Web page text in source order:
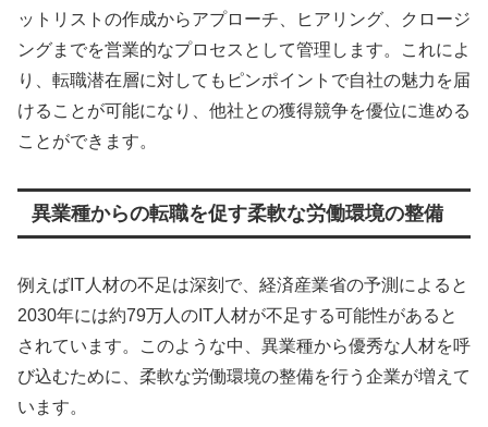
ットリストの作成からアプローチ、ヒアリング、クロージ
ングまでを営業的なプロセスとして管理します。これによ
り、転職潜在層に対してもピンポイントで自社の魅力を届
けることが可能になり、他社との獲得競争を優位に進める
ことができます。
異業種からの転職を促す柔軟な労働環境の整備
例えばIT人材の不足は深刻で、経済産業省の予測によると
2030年には約79万人のIT人材が不足する可能性があると
されています。このような中、異業種から優秀な人材を呼
び込むために、柔軟な労働環境の整備を行う企業が増えて
います。